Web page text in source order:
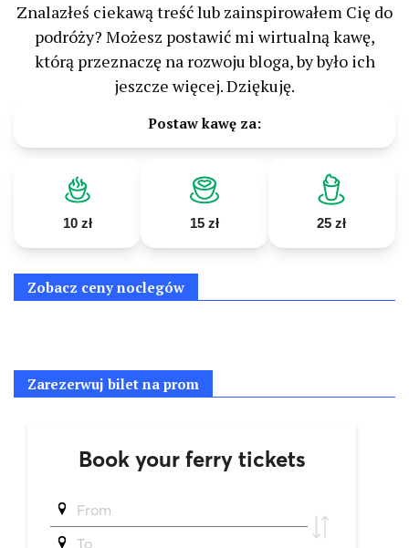
Znalazłeś ciekawą treść lub zainspirowałem Cię do
podróży? Możesz postawić mi wirtualną kawę,
którą przeznaczę na rozwoju bloga, by było ich
jeszcze więcej. Dziękuję.
Postaw kawę za:
10 zł 15 zł 25 zł
Zobacz ceny noclegów
Zarezerwuj bilet na prom